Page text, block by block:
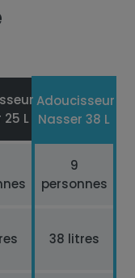
25 L
Adoucisseur
Nasser 38 L
9
personnes
38 litres